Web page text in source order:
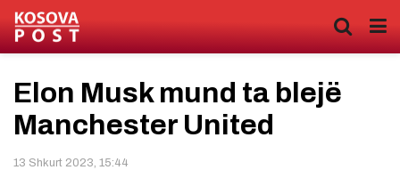
Elon Musk mund ta blejë
Manchester United
13 Shkurt 2023, 15:44